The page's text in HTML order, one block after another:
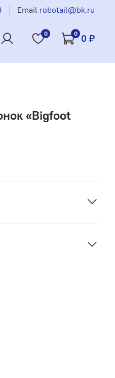
Email robotail@bk.ru
0 0 0 ₽
«Bigfoot